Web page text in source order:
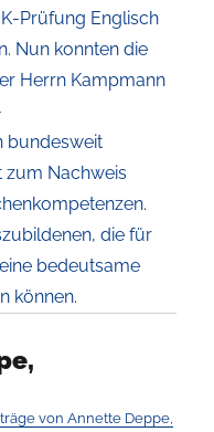
Prüfung Englisch
Nun konnten die
Herrn Kampmann
bundesweit
zum Nachweis
die für
bedeutsame
können.
von Annette Deppe,